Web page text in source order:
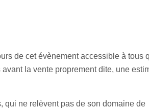
de cet évènement accessible à tous
la vente proprement dite, une
qui ne relèvent pas de son domaine de